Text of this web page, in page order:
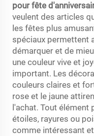
pour fête
veulent des articles
les fêtes plus
spéciaux permettent
démarquer et de
une couleur vive et
important. Les
couleurs claires et
rose et le jaune
l'achat. Tout
étoiles, rayures ou
comme intéressant